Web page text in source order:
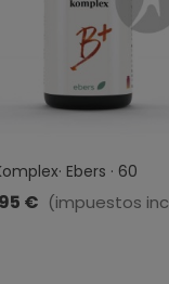
Ebers · 60
€ (impuestos